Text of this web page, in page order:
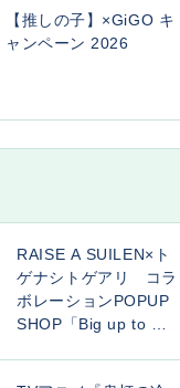
【推しの子】×GiGO キ
ャンペーン 2026
RAISE A SUILEN×ト
ゲナシトゲアリ コラ
ボレーションPOPUP
SHOP「Big up to my